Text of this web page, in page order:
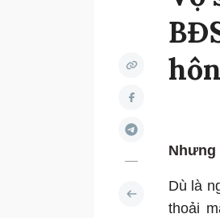
hôn
Nhưng
Dù là
thoải